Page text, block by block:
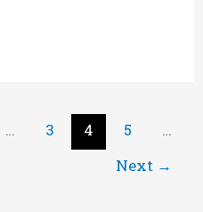
… 3 4 5
…
Next →